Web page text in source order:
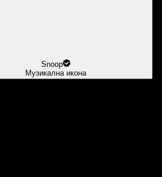
Snoop
Музикална икона